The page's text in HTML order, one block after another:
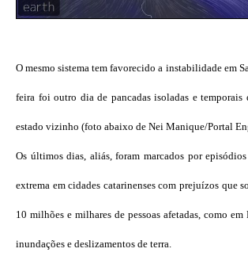
O mesmo sistema tem favorecido a instabilidade em
feira foi outro dia de pancadas isoladas e temporais
estado vizinho (foto abaixo de Nei Manique/Portal
Os últimos dias, aliás, foram marcados por
extrema em cidades catarinenses com prejuízos que
10 milhões e milhares de pessoas afetadas, como em
inundações e deslizamentos de terra.